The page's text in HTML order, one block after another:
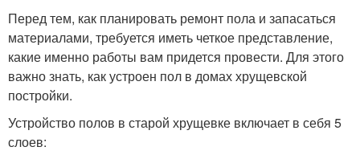
Перед тем, как планировать ремонт пола и запасаться
материалами, требуется иметь четкое представление,
какие именно работы вам придется провести. Для этого
важно знать, как устроен пол в домах хрущевской
постройки.
Устройство полов в старой хрущевке включает в себя 5
слоев: